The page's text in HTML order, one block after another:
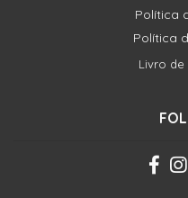
Política
Política
Livro de